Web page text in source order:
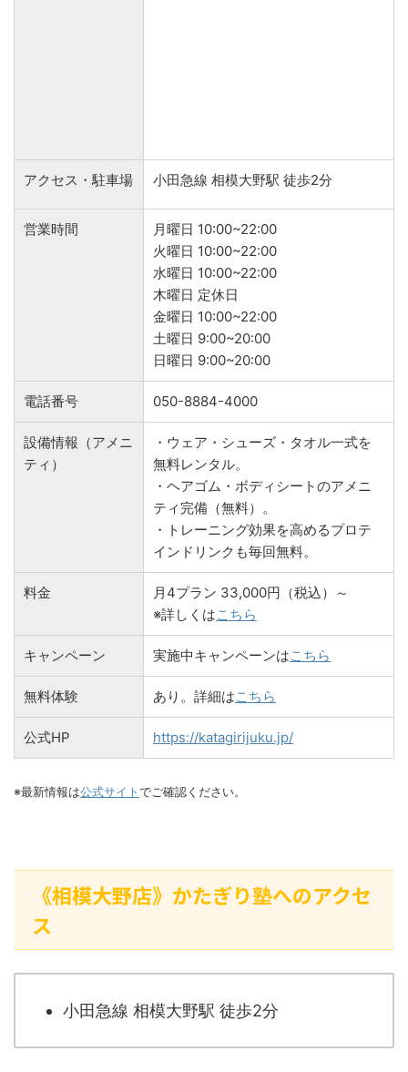
アクセス・駐車場 小田急線 相模大野駅 徒歩2分
営業時間
月曜日 10:00~22:00
火曜日 10:00~22:00
水曜日 10:00~22:00
木曜日 定休日
金曜日 10:00~22:00
土曜日 9:00~20:00
日曜日 9:00~20:00
電話番号 050-8884-4000
設備情報（アメニ
ティ）
・ウェア・シューズ・タオル一式を
無料レンタル。
・ヘアゴム・ボディシートのアメニ
ティ完備（無料）。
・トレーニング効果を高めるプロテ
インドリンクも毎回無料。
料金
月4プラン 33,000円（税込）～
※詳しくはこちら
キャンペーン 実施中キャンペーンはこちら
無料体験 あり。詳細はこちら
公式HP https://katagirijuku.jp/
※最新情報は公式サイト でご確認ください。
《相模大野店》かたぎり塾へのアクセ
ス
小田急線 相模大野駅 徒歩2分